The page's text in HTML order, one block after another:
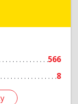
566
8
г, Путина пр-